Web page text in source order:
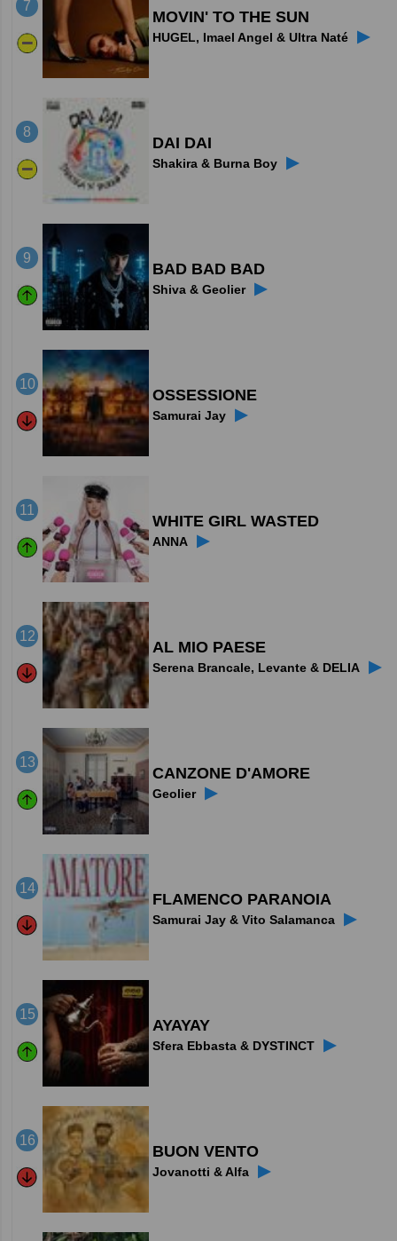
7
MOVIN' TO THE SUN
HUGEL, Imael Angel & Ultra Naté ▶
8
DAI DAI
Shakira & Burna Boy ▶
9
BAD BAD BAD
Shiva & Geolier ▶
10
OSSESSIONE
Samurai Jay ▶
11
WHITE GIRL WASTED
ANNA ▶
12
AL MIO PAESE
Serena Brancale, Levante & DELIA ▶
13
CANZONE D'AMORE
Geolier ▶
14
FLAMENCO PARANOIA
Samurai Jay & Vito Salamanca ▶
15
AYAYAY
Sfera Ebbasta & DYSTINCT ▶
16
BUON VENTO
Jovanotti & Alfa ▶